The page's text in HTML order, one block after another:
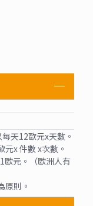
天12歐元x天數。
x 件數 x次數。
歐元。（歐洲人有
原則。